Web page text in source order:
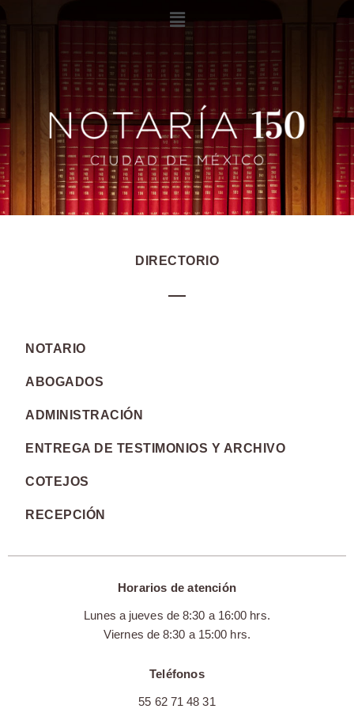
DIRECTORIO
NOTARIO
ABOGADOS
ADMINISTRACIÓN
ENTREGA DE TESTIMONIOS Y ARCHIVO
COTEJOS
RECEPCIÓN
Horarios de atención
Lunes a jueves de 8:30 a 16:00 hrs.
Viernes de 8:30 a 15:00 hrs.
Teléfonos
55 62 71 48 31